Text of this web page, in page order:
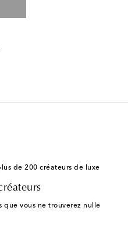
de 200 créateurs de luxe
que vous ne trouverez nulle